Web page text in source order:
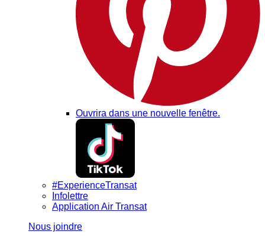
Ouvrira dans une nouvelle fenêtre.
#ExperienceTransat
Infolettre
Application Air Transat
Nous joindre